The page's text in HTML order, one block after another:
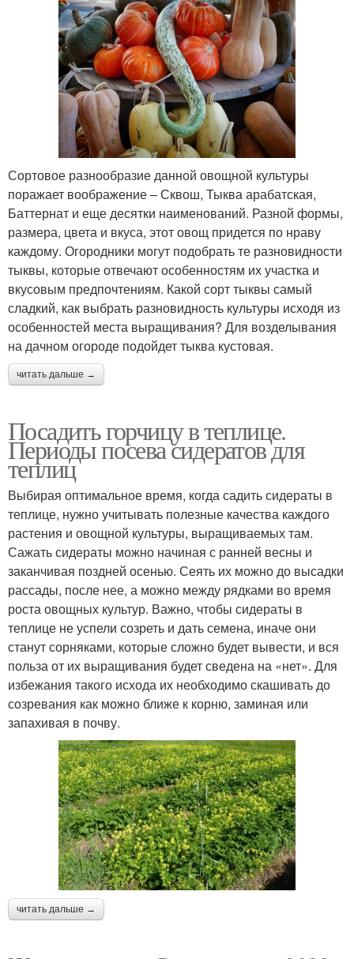
Сортовое разнообразие данной овощной культуры
поражает воображение – Сквош, Тыква арабатская,
Баттернат и еще десятки наименований. Разной формы,
размера, цвета и вкуса, этот овощ придется по нраву
каждому. Огородники могут подобрать те разновидности
тыквы, которые отвечают особенностям их участка и
вкусовым предпочтениям. Какой сорт тыквы самый
сладкий, как выбрать разновидность культуры исходя из
особенностей места выращивания? Для возделывания
на дачном огороде подойдет тыква кустовая.
читать дальше →
Посадить горчицу в теплице.
Периоды посева сидератов для
теплиц
Выбирая оптимальное время, когда садить сидераты в
теплице, нужно учитывать полезные качества каждого
растения и овощной культуры, выращиваемых там.
Сажать сидераты можно начиная с ранней весны и
заканчивая поздней осенью. Сеять их можно до высадки
рассады, после нее, а можно между рядками во время
роста овощных культур. Важно, чтобы сидераты в
теплице не успели созреть и дать семена, иначе они
станут сорняками, которые сложно будет вывести, и вся
польза от их выращивания будет сведена на «нет». Для
избежания такого исхода их необходимо скашивать до
созревания как можно ближе к корню, заминая или
запахивая в почву.
читать дальше →